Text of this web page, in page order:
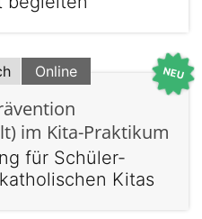
Online
im Kita-Praktikum
für Schüler-
Kitas